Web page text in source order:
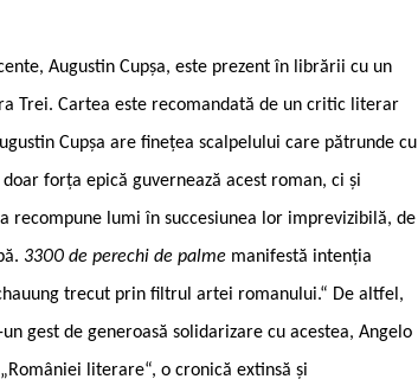
Augustin Cupșa, este prezent în librării cu un
Trei. Cartea este recomandată de un critic literar
Cupșa are finețea scalpelului care pătrunde cu
forța epică guvernează acest roman, ci și
recompune lumi în succesiunea lor imprevizibilă, de
3300 de perechi de palme manifestă intenția
trecut prin filtrul artei romanului.“ De altfel,
gest de generoasă solidarizare cu acestea, Angelo
literare“, o cronică extinsă și